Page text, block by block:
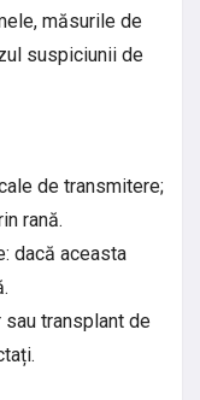
măsurile de
suspiciunii de
de transmitere;
rană.
dacă aceasta
sau transplant de